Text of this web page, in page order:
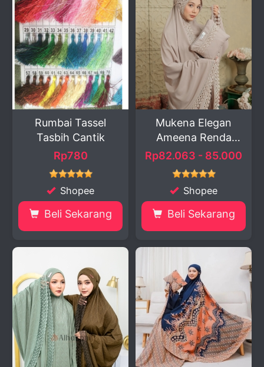
Rumbai Tassel
Tasbih Cantik
Rp780
Shopee
Beli Sekarang
Mukena Elegan
Ameena Renda
Katun Pre...
Rp82.063 - 85.000
Shopee
Beli Sekarang